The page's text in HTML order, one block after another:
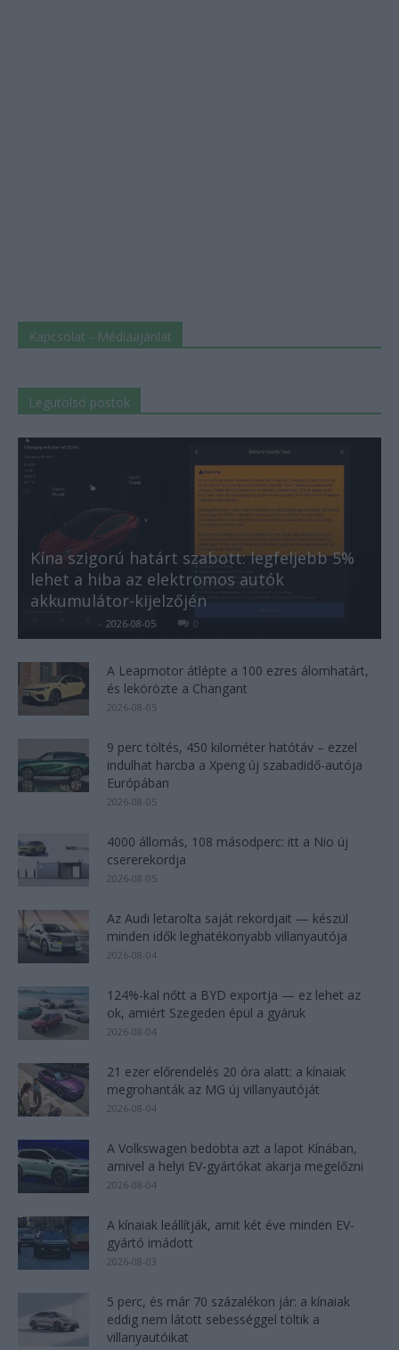
Kapcsolat - Médiaajánlat
Legutolsó postok
Kína szigorú határt szabott: legfeljebb 5%
lehet a hiba az elektromos autók
akkumulátor-kijelzőjén
- 2026-08-05 0
A Leapmotor átlépte a 100 ezres álomhatárt,
és lekörözte a Changant
2026-08-05
9 perc töltés, 450 kilométer hatótáv – ezzel
indulhat harcba a Xpeng új szabadidő-autója
Európában
2026-08-05
4000 állomás, 108 másodperc: itt a Nio új
csererekordja
2026-08-05
Az Audi letarolta saját rekordjait — készül
minden idők leghatékonyabb villanyautója
2026-08-04
124%-kal nőtt a BYD exportja — ez lehet az
ok, amiért Szegeden épül a gyáruk
2026-08-04
21 ezer előrendelés 20 óra alatt: a kínaiak
megrohanták az MG új villanyautóját
2026-08-04
A Volkswagen bedobta azt a lapot Kínában,
amivel a helyi EV-gyártókat akarja megelőzni
2026-08-04
A kínaiak leállítják, amit két éve minden EV-
gyártó imádott
2026-08-03
5 perc, és már 70 százalékon jár: a kínaiak
eddig nem látott sebességgel töltik a
villanyautóikat